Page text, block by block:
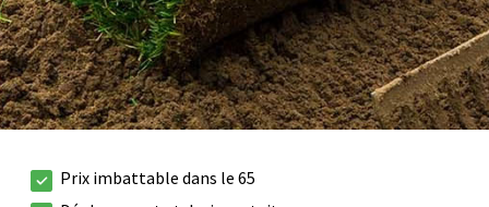
Prix imbattable dans le 65